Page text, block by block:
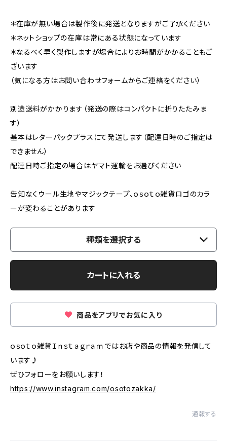
＊在庫が無い場合は製作後に発送となりますがご了承ください
＊ネットショップの在庫は常にある状態になっています
＊なるべく早く製作しますが場合によりお時間がかかることもご
ざいます
（気になる方はお問い合わせフォームからご連絡をください）
別途送料がかかります（発送の際はコンパクトに折りたたみま
す）
基本はレターパックプラスにて発送します（配達日時のご指定は
できません）
配達日時ご指定の場合はヤマト運輸をお選びください
告知なくウール生地やマジックテープ、ｏｓｏｔｏ雑貨ロゴのカラ
ーが変わることがあります
種類を選択する
カートに入れる
商品をアプリでお気に入り
ｏｓｏｔｏ雑貨Ｉｎｓｔａｇｒａｍではお店や商品の情報を発信して
います♪
ぜひフォローをお願いします！
https://www.instagram.com/osotozakka/
通報する